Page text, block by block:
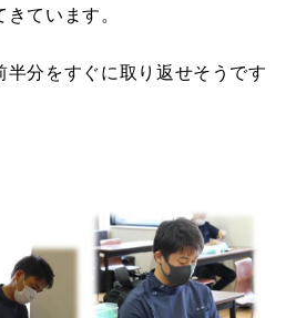
ています。
半分をすぐに取り返せそうです